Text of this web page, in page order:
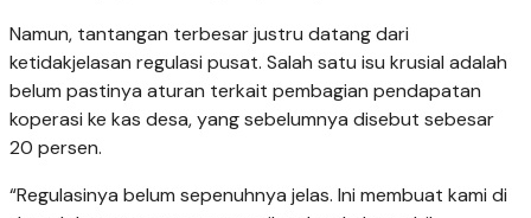
Namun, tantangan terbesar justru datang dari
ketidakjelasan regulasi pusat. Salah satu isu krusial adalah
belum pastinya aturan terkait pembagian pendapatan
koperasi ke kas desa, yang sebelumnya disebut sebesar
20 persen.
“Regulasinya belum sepenuhnya jelas. Ini membuat kami di